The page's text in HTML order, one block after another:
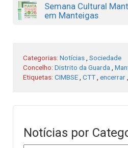
Semana Cultural
em Manteigas
Categorias: Notícias Sociedade
Concelho: Distrito da Guarda
Etiquetas: CIMBSE CTT, encerrar
Notícias por